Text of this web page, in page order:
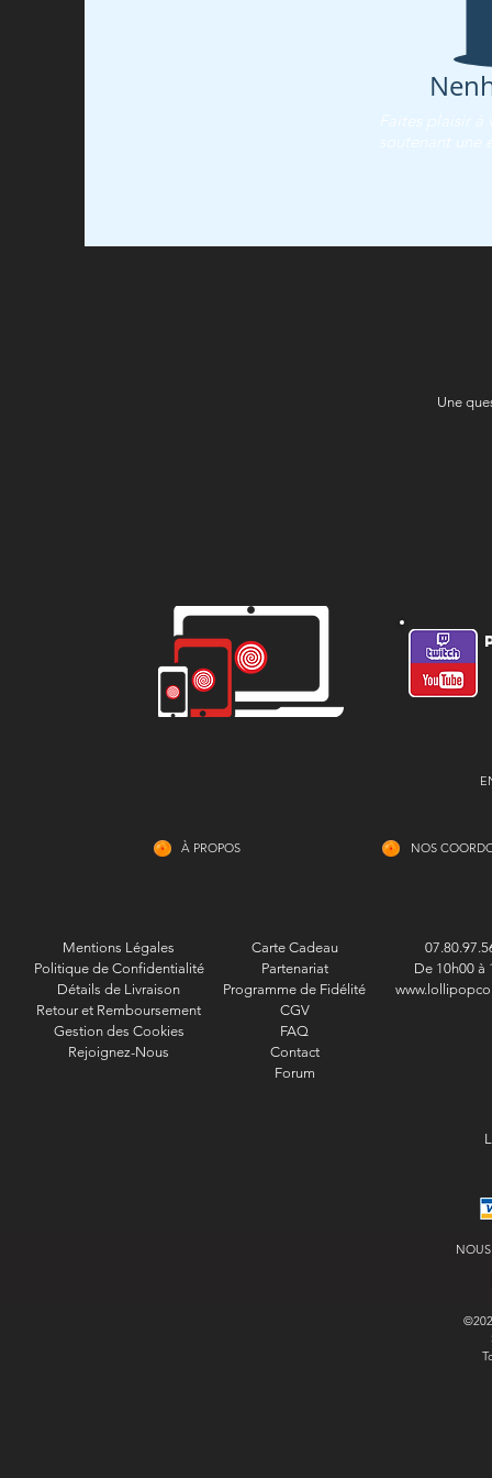
Faites plaisir
soutenant une
Une
À PROPOS NOS
Mentions Légales
Politique de Confidentialité
Détails de Livraison
Retour et Remboursement
Gestion des Cookies
Rejoignez-Nous
Carte Cadeau
Partenariat
Programme de Fidélité
CGV
FAQ
Contact
Forum
De 10h00 à